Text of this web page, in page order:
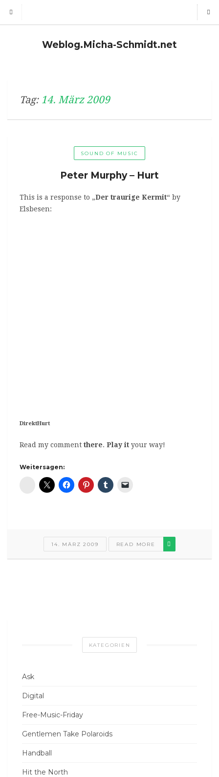
Weblog.Micha-Schmidt.net
Tag: 14. März 2009
SOUND OF MUSIC
Peter Murphy – Hurt
This is a response to „Der traurige Kermit“ by
Elsbesen:
DirektHurt
Read my comment there. Play it your way!
Weitersagen:
Diaspora*
14. MÄRZ 2009 READ MORE
KATEGORIEN
Ask
Digital
Free-Music-Friday
Gentlemen Take Polaroids
Handball
Hit the North